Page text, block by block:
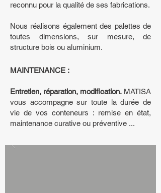
reconnu pour la qualité de ses fabrications.
Nous réalisons également des palettes de
toutes dimensions, sur mesure, de
structure bois ou aluminium.
MAINTENANCE :
Entretien, réparation, modification. MATISA
vous accompagne sur toute la durée de
vie de vos conteneurs : remise en état,
maintenance curative ou préventive ...